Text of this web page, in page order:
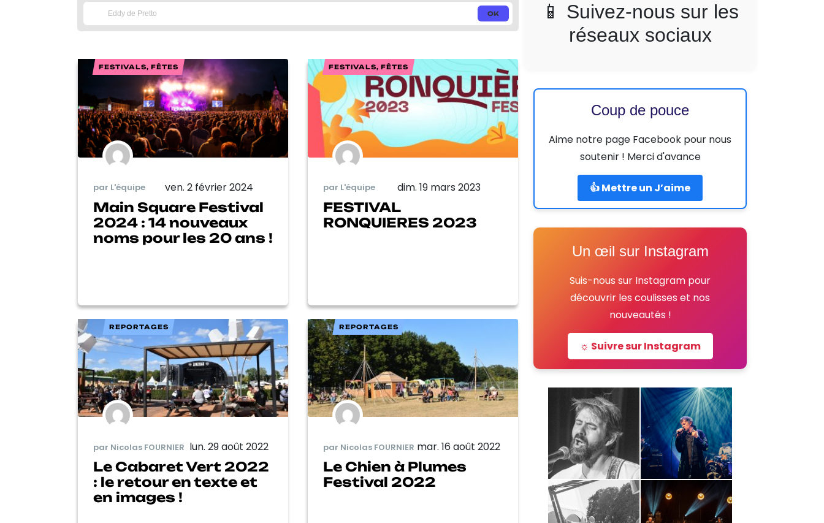
FESTIVALS, FÊTES
par L'équipe ven. 2 février 2024
Main Square Festival
2024 : 14 nouveaux
noms pour les 20 ans !
FESTIVALS, FÊTES
par L'équipe dim. 19 mars 2023
FESTIVAL
RONQUIERES 2023
REPORTAGES
par Nicolas FOURNIER lun. 29 août 2022
Le Cabaret Vert 2022
: le retour en texte et
en images !
REPORTAGES
par Nicolas FOURNIER mar. 16 août 2022
Le Chien à Plumes
Festival 2022
📱 Suivez-nous sur les
réseaux sociaux
Coup de pouce
Aime notre page Facebook pour nous
soutenir ! Merci d'avance
👍 Mettre un J’aime
Un œil sur Instagram
Suis-nous sur Instagram pour
découvrir les coulisses et nos
nouveautés !
☼ Suivre sur Instagram